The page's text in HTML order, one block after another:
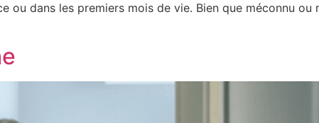
ou dans les premiers mois de vie. Bien que méconnu ou